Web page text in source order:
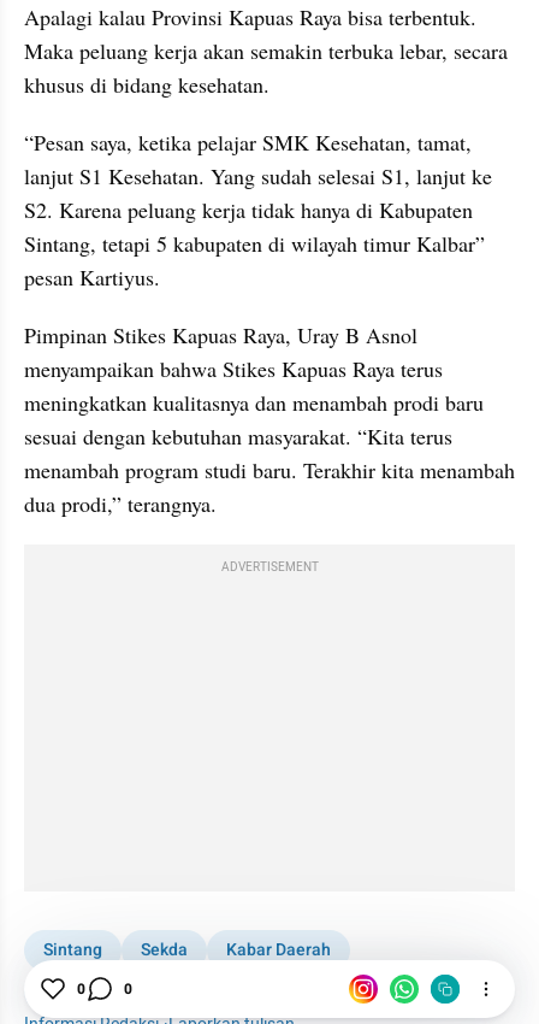
Apalagi kalau Provinsi Kapuas Raya bisa terbentuk.
Maka peluang kerja akan semakin terbuka lebar, secara
khusus di bidang kesehatan.
“Pesan saya, ketika pelajar SMK Kesehatan, tamat,
lanjut S1 Kesehatan. Yang sudah selesai S1, lanjut ke
S2. Karena peluang kerja tidak hanya di Kabupaten
Sintang, tetapi 5 kabupaten di wilayah timur Kalbar”
pesan Kartiyus.
Pimpinan Stikes Kapuas Raya, Uray B Asnol
menyampaikan bahwa Stikes Kapuas Raya terus
meningkatkan kualitasnya dan menambah prodi baru
sesuai dengan kebutuhan masyarakat. “Kita terus
menambah program studi baru. Terakhir kita menambah
dua prodi,” terangnya.
ADVERTISEMENT
Sintang Sekda
Kabar Daerah
Kalimantan Barat
1001 media online
0 0